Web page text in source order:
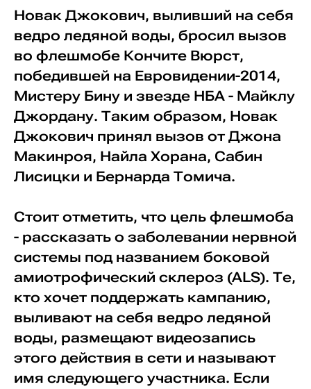
Новак Джокович, выливший на себя
ведро ледяной воды, бросил вызов
во флешмобе Кончите Вюрст,
победившей на Евровидении-2014,
Мистеру Бину и звезде НБА - Майклу
Джордану. Таким образом, Новак
Джокович принял вызов от Джона
Макинроя, Найла Хорана, Сабин
Лисицки и Бернарда Томича.
Стоит отметить, что цель флешмоба
- рассказать о заболевании нервной
системы под названием боковой
амиотрофический склероз (ALS). Те,
кто хочет поддержать кампанию,
выливают на себя ведро ледяной
воды, размещают видеозапись
этого действия в сети и называют
имя следующего участника. Если